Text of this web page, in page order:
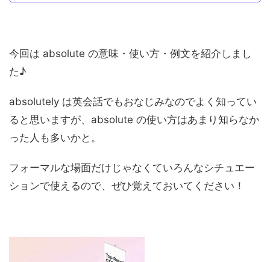
今回は absolute の意味・使い方・例文を紹介しまし
た♪
absolutely は英会話でもおなじみなのでよく知ってい
ると思いますが、absolute の使い方はあまり知らなか
った人も多いかと。
フォーマルな場面だけじゃなくていろんなシチュエー
ションで使えるので、ぜひ覚えておいてください！